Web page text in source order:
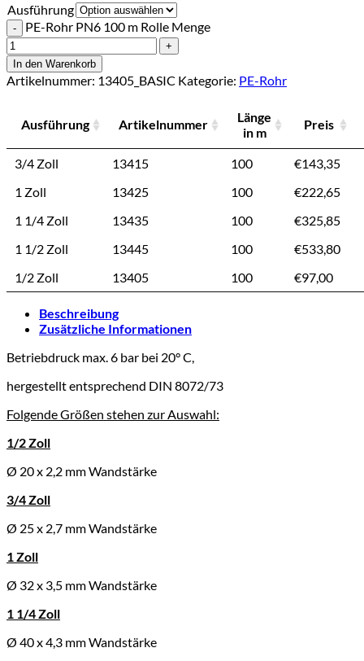
Ausführung
PE-Rohr PN6 100 m Rolle Menge
In den Warenkorb
Artikelnummer: 13405_BASIC Kategorie: PE-Rohr
Ausführung Artikelnummer
Länge
in m
Preis
3/4 Zoll 13415 100 €143,35
1 Zoll
13425 100 €222,65
1 1/4 Zoll
13435 100 €325,85
1 1/2 Zoll
13445 100 €533,80
1/2 Zoll
13405 100 €97,00
Beschreibung
Zusätzliche Informationen
Betriebdruck max. 6 bar bei 20° C,
hergestellt entsprechend DIN 8072/73
Folgende Größen stehen zur Auswahl:
1/2 Zoll
Ø 20 x 2,2 mm Wandstärke
3/4 Zoll
Ø 25 x 2,7 mm Wandstärke
1 Zoll
Ø 32 x 3,5 mm Wandstärke
1 1/4 Zoll
Ø 40 x 4,3 mm Wandstärke